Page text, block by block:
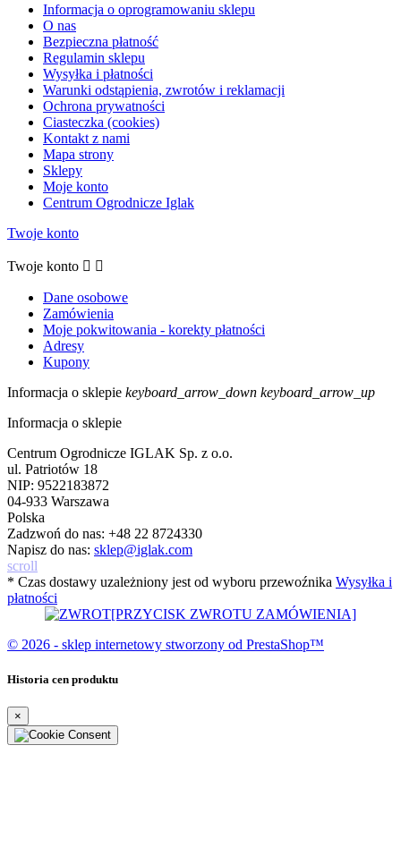
Informacja o oprogramowaniu sklepu
O nas
Bezpieczna płatność
Regulamin sklepu
Wysyłka i płatności
Warunki odstąpienia, zwrotów i reklamacji
Ochrona prywatności
Ciasteczka (cookies)
Kontakt z nami
Mapa strony
Sklepy
Moje konto
Centrum Ogrodnicze Iglak
Twoje konto
Twoje konto  
Dane osobowe
Zamówienia
Moje pokwitowania - korekty płatności
Adresy
Kupony
Informacja o sklepie keyboard_arrow_down keyboard_arrow_up
Informacja o sklepie
Centrum Ogrodnicze IGLAK Sp. z o.o.
ul. Patriotów 18
NIP: 9522183872
04-933 Warszawa
Polska
Zadzwoń do nas: +48 22 8724330
Napisz do nas: sklep@iglak.com
scroll
* Czas dostawy uzależniony jest od wyboru przewoźnika Wysyłka i
płatności
[PRZYCISK ZWROTU ZAMÓWIENIA]
© 2026 - sklep internetowy stworzony od PrestaShop™
Historia cen produktu
×